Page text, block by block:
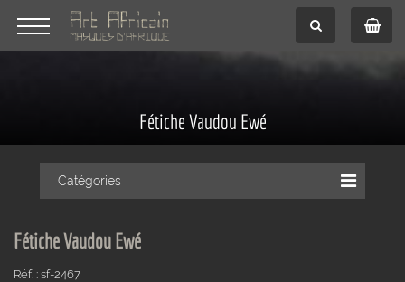
Fétiche Vaudou Ewé
Catégories
Fétiche Vaudou Ewé
Réf. : sf-2467